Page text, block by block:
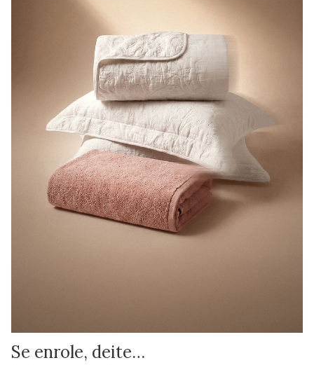
Se enrole, deite…